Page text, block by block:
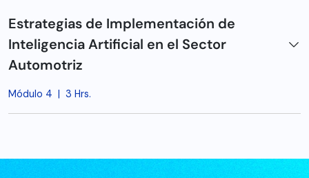
Estrategias de Implementación de
Inteligencia Artificial en el Sector
Automotriz
Módulo 4 | 3 Hrs.